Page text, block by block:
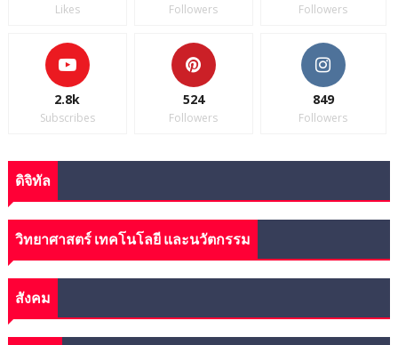
Likes Followers Followers
2.8k
Subscribes
524
Followers
849
Followers
ดิจิทัล
วิทยาศาสตร์ เทคโนโลยี และนวัตกรรม
สังคม